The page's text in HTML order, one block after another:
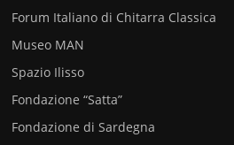
Forum Italiano di Chitarra Classica
Museo MAN
Spazio Ilisso
Fondazione “Satta”
Fondazione di Sardegna